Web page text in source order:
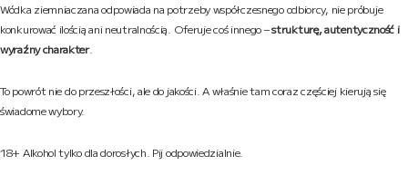
Wódka ziemniaczana odpowiada na potrzeby współczesnego odbiorcy, nie próbuje
konkurować ilością ani neutralnością. Oferuje coś innego –strukturę, autentyczność i
wyraźny charakter.
To powrót nie do przeszłości, ale do jakości. A właśnie tam coraz częściej kierują się
świadome wybory.
18+ Alkohol tylko dla dorosłych. Pij odpowiedzialnie.